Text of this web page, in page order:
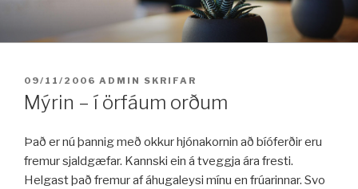
efni
BIRT:
09/11/2006 ADMIN SKRIFAR
Mýrin – í örfáum orðum
Það er nú þannig með okkur hjónakornin að bíóferðir eru
fremur sjaldgæfar. Kannski ein á tveggja ára fresti.
Helgast það fremur af áhugaleysi mínu en frúarinnar. Svo